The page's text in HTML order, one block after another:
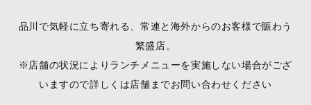
品川で気軽に立ち寄れる、常連と海外からのお客様で賑わう
繁盛店。
※店舗の状況によりランチメニューを実施しない場合がござ
いますので詳しくは店舗までお問い合わせください